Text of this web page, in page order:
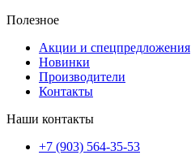
Полезное
Акции и спецпредложения
Новинки
Производители
Контакты
Наши контакты
+7 (903) 564-35-53